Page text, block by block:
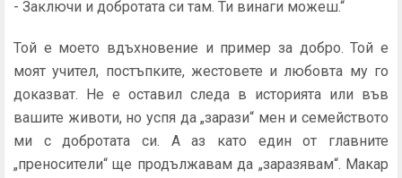
- Заключи и добротата си там. Ти винаги можеш.“
Той е моето вдъхновение и пример за добро. Той е
моят учител, постъпките, жестовете и любовта му го
доказват. Не е оставил следа в историята или във
вашите животи, но успя да „зарази“ мен и семейството
ми с добротата си. А аз като един от главните
„преносители“ ще продължавам да „заразявам“. Макар